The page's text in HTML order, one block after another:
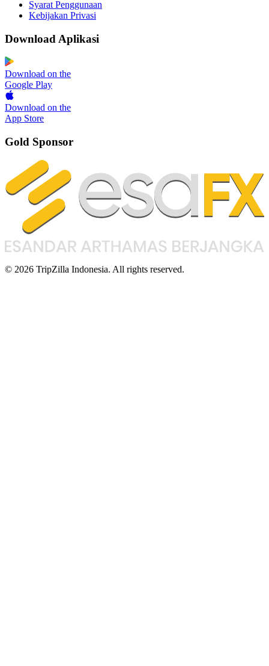
Syarat Penggunaan
Kebijakan Privasi
Download Aplikasi
Download on the
Google Play
Download on the
App Store
Gold Sponsor
© 2026 TripZilla Indonesia. All rights reserved.